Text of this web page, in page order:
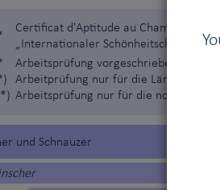
Certificat d'Aptitude au Championnat
„Internationaler Schönheitschampion“)
Arbeitsprüfung vorgeschrieben
Arbeitprüfung nur für die Länder, die
Arbeitsprüfung nur für die nordischen
und Schnauzer